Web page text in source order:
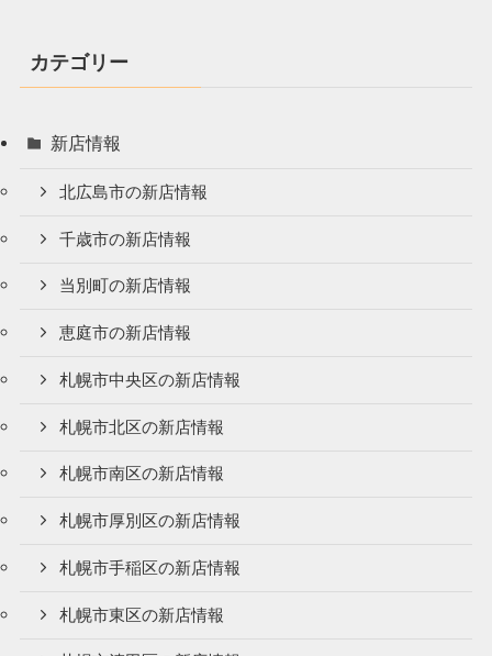
カテゴリー
新店情報
北広島市の新店情報
千歳市の新店情報
当別町の新店情報
恵庭市の新店情報
札幌市中央区の新店情報
札幌市北区の新店情報
札幌市南区の新店情報
札幌市厚別区の新店情報
札幌市手稲区の新店情報
札幌市東区の新店情報